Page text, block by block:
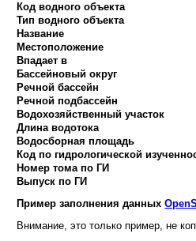
Код водного объекта
Тип водного объекта
Название
Местоположение
Впадает в
Бассейновый округ
Речной бассейн
Речной подбассейн
Водохозяйственный участок
Длина водотока
Водосборная площадь
Код по гидрологической
Номер тома по ГИ
Выпуск по ГИ
Пример заполнения данных
Внимание, это только пример, не